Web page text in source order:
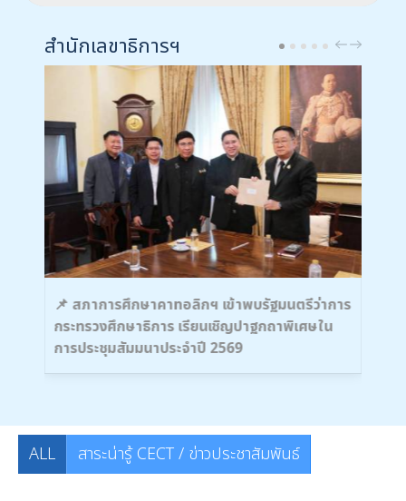
สำนักเลขาธิการฯ PREVNEXT
📌 สภาการศึกษาคาทอลิกฯ เข้าพบรัฐมนตรีว่าการ
กระทรวงศึกษาธิการ เรียนเชิญปาฐกถาพิเศษใน
การประชุมสัมมนาประจำปี 2569
ALL สาระน่ารู้ CECT / ข่าวประชาสัมพันธ์